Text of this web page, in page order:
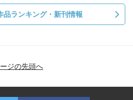
品ランキング・新刊情報
ジの先頭へ